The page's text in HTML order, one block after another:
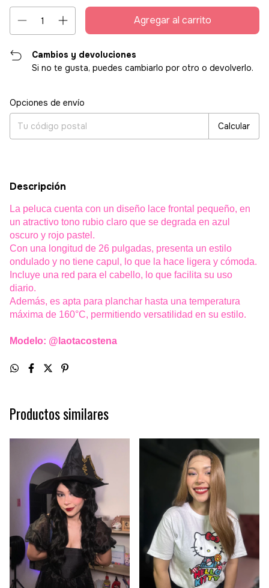
Cambios y devoluciones
Si no te gusta, puedes cambiarlo por otro o devolverlo.
Entregas para el CP:
Opciones de envío
Calcular
Descripción
La peluca cuenta con un diseño lace frontal pequeño, en
un atractivo tono rubio claro que se degrada en azul
oscuro y rojo pastel.
Con una longitud de 26 pulgadas, presenta un estilo
ondulado y no tiene capul, lo que la hace ligera y cómoda.
Incluye una red para el cabello, lo que facilita su uso
diario.
Además, es apta para planchar hasta una temperatura
máxima de 160°C, permitiendo versatilidad en su estilo.
Modelo: @laotacostena
Productos similares